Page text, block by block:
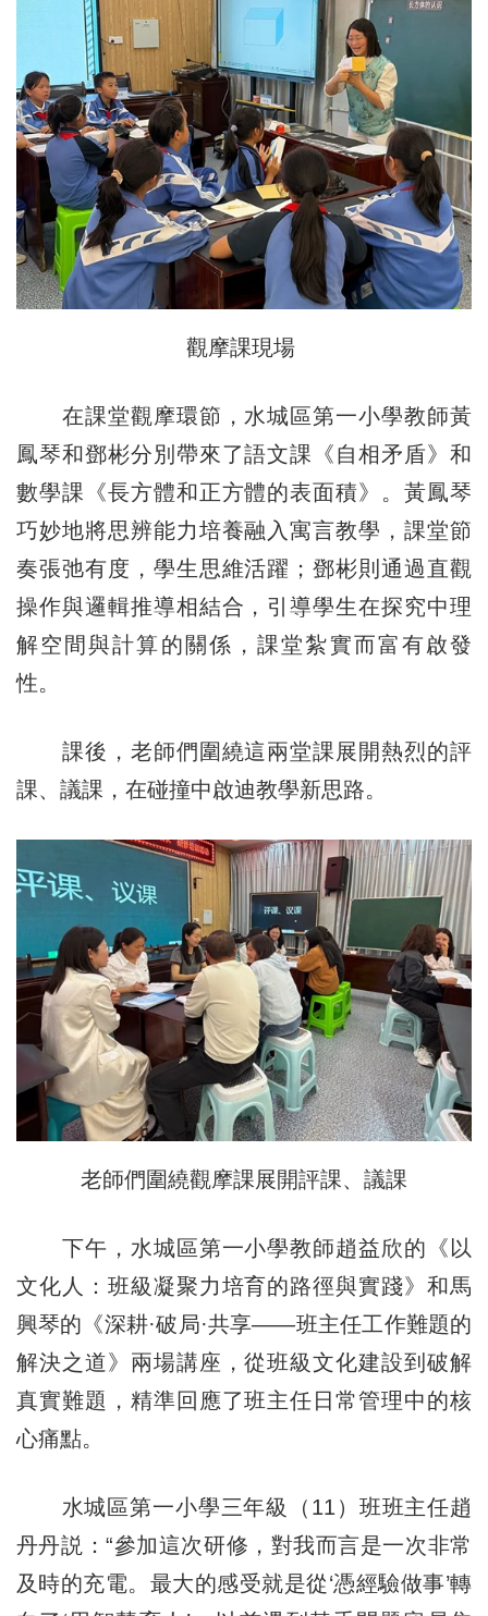
觀摩課現場
在課堂觀摩環節，水城區第一小學教師黃
鳳琴和鄧彬分別帶來了語文課《自相矛盾》和
數學課《長方體和正方體的表面積》。黃鳳琴
巧妙地將思辨能力培養融入寓言教學，課堂節
奏張弛有度，學生思維活躍；鄧彬則通過直觀
操作與邏輯推導相結合，引導學生在探究中理
解空間與計算的關係，課堂紮實而富有啟發
性。
課後，老師們圍繞這兩堂課展開熱烈的評
課、議課，在碰撞中啟迪教學新思路。
老師們圍繞觀摩課展開評課、議課
下午，水城區第一小學教師趙益欣的《以
文化人：班級凝聚力培育的路徑與實踐》和馬
興琴的《深耕·破局·共享——班主任工作難題的
解決之道》兩場講座，從班級文化建設到破解
真實難題，精準回應了班主任日常管理中的核
心痛點。
水城區第一小學三年級（11）班班主任趙
丹丹説：“參加這次研修，對我而言是一次非常
及時的充電。最大的感受就是從‘憑經驗做事’轉